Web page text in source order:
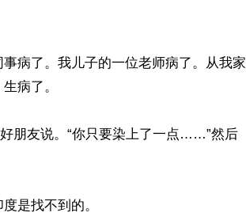
病了。我儿子的一位老师病了。从我家
病了。
朋友说。“你只要染上了一点……”然后
是找不到的。